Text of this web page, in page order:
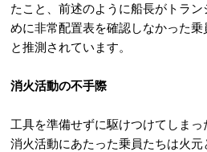
たこと、前述のように船長がトラ
めに非常配置表を確認しなかった
と推測されています。
消火活動の不手際
工具を準備せずに駆けつけてしま
消火活動にあたった乗員たちは火